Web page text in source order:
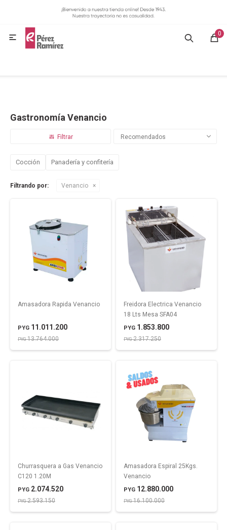
0

Gastronomía Venancio
Recomendados
Cocción Panadería y confitería
Filtrando por: Venancio
Amasadora Rapida Venancio
PYG 11.011.200
PYG13.764.000
Freidora Electrica Venancio
18 Lts Mesa SFA04
PYG 1.853.800
PYG2.317.250
Churrasquera a Gas Venancio
C120 1.20M
PYG 2.074.520
PYG2.593.150
Amasadora Espiral 25Kgs.
Venancio
PYG 12.880.000
PYG16.100.000
GASTRONOMÍA
BLOG
CONTACTO